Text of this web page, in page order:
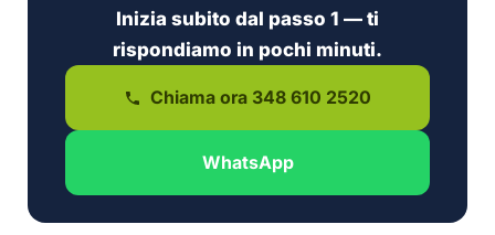
Inizia subito dal passo 1 — ti
rispondiamo in pochi minuti.
Chiama ora 348 610 2520
WhatsApp